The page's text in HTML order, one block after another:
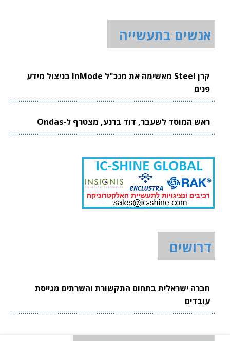
אנשים בתעשייה
קרן Steel מאשימה את מנכ"ל InMode בניצול מידע
פנים
ראש המוסד לשעבר, דוד ברנע, מצטרף ל-Ondas
דרושים
חברה ישראלית בתחום התקשורת והשרתים מגייסת
עובדים